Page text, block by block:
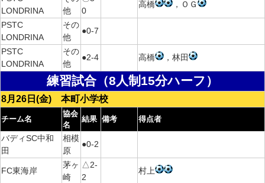
LONDRINA
他
0
高橋 ，ＯＧ
PSTC
LONDRINA
その
他
●0-7
PSTC
LONDRINA
その
他
●2-4 高橋 ，林田
練習試合（8人制15分ハーフ）
8月26日(金) 本町小学校
チーム名
協会
名
結果 備考 得点者
バディSC中和
田
相模
原
●0-2
FC東海岸
茅ヶ
崎
△2-
2
村上